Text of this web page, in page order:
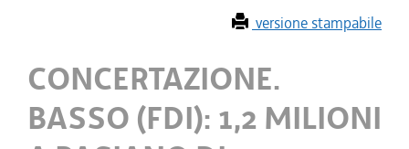
versione stampabile
CONCERTAZIONE.
BASSO (FDI): 1,2 MILIONI